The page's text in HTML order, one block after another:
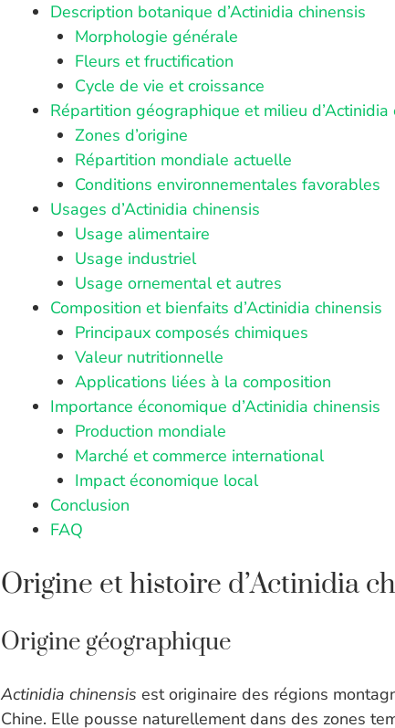
Description botanique d’Actinidia chinensis
Morphologie générale
Fleurs et fructification
Cycle de vie et croissance
Répartition géographique et milieu d’Actinidia
Zones d’origine
Répartition mondiale actuelle
Conditions environnementales favorables
Usages d’Actinidia chinensis
Usage alimentaire
Usage industriel
Usage ornemental et autres
Composition et bienfaits d’Actinidia chinensis
Principaux composés chimiques
Valeur nutritionnelle
Applications liées à la composition
Importance économique d’Actinidia chinensis
Production mondiale
Marché et commerce international
Impact économique local
Conclusion
FAQ
Origine et histoire d’Actinidia
Origine géographique
Actinidia chinensis est originaire des régions
Chine. Elle pousse naturellement dans des zones